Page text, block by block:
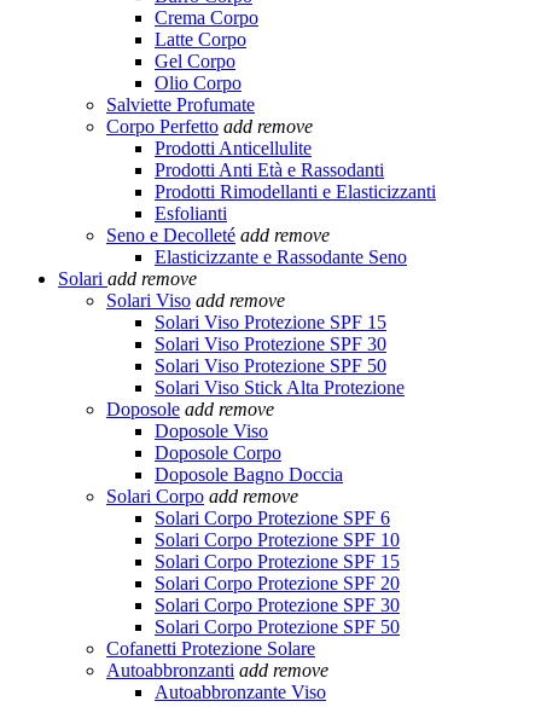
Crema Corpo
Latte Corpo
Gel Corpo
Olio Corpo
Salviette Profumate
Corpo Perfetto add remove
Prodotti Anticellulite
Prodotti Anti Età e Rassodanti
Prodotti Rimodellanti e Elasticizzanti
Esfolianti
Seno e Decolleté add remove
Elasticizzante e Rassodante Seno
Solari add remove
Solari Viso add remove
Solari Viso Protezione SPF 15
Solari Viso Protezione SPF 30
Solari Viso Protezione SPF 50
Solari Viso Stick Alta Protezione
Doposole add remove
Doposole Viso
Doposole Corpo
Doposole Bagno Doccia
Solari Corpo add remove
Solari Corpo Protezione SPF 6
Solari Corpo Protezione SPF 10
Solari Corpo Protezione SPF 15
Solari Corpo Protezione SPF 20
Solari Corpo Protezione SPF 30
Solari Corpo Protezione SPF 50
Cofanetti Protezione Solare
Autoabbronzanti add remove
Autoabbronzante Viso